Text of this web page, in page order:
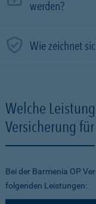
werden?
Wie zeichnet
Welche
Versicherung
Bei der Barmenia OP
folgenden Leistungen: